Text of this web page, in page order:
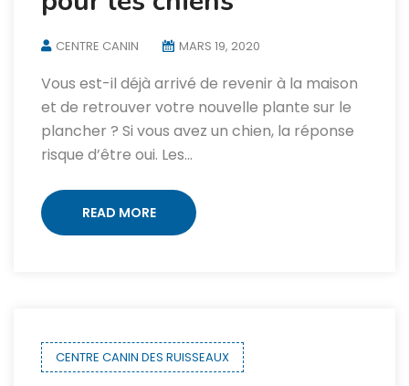
CENTRE CANIN MARS 19, 2020
Vous est-il déjà arrivé de revenir à la maison
et de retrouver votre nouvelle plante sur le
plancher ? Si vous avez un chien, la réponse
risque d’être oui. Les…
READ MORE
CENTRE CANIN DES RUISSEAUX